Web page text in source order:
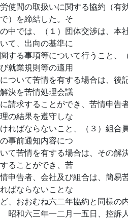
労使間の取扱いに関する協約（有
で）を締結した。そ
の中では、（１）団体交渉は、本
いて、出向の基準に
関する事項等について行うこと、
び就業規則等の適用
について苦情を有する場合は、後
解決を苦情処理会議
に請求することができ、苦情申告
理の結果を遵守しな
ければならないこと、（３）組合
の事前通知内容につ
いて苦情を有する場合は、その解
することができ、苦
情申告者、会社及び組合は、簡易
ればならないことな
ど、おおむね六二年協約と同様の
昭和六三年一二月一五日、控訴